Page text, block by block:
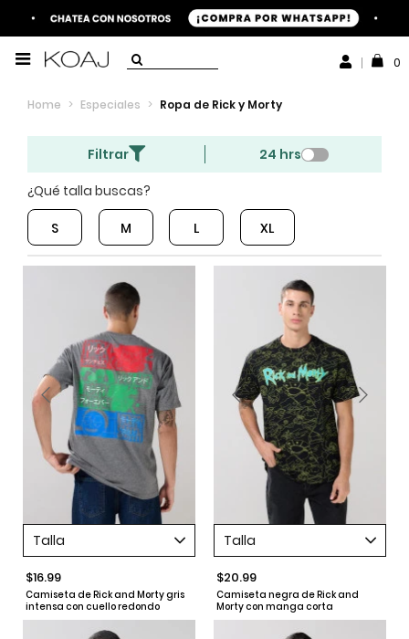
0
Home > Especiales > Ropa de Rick y Morty
Filtrar
24 hrs
¿Qué talla buscas?
S M L XL
Talla
$16.99
Camiseta de Rick and Morty gris
intensa con cuello redondo
Talla
$20.99
Camiseta negra de Rick and
Morty con manga corta